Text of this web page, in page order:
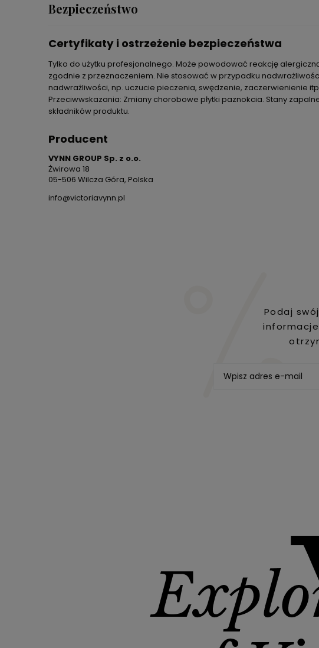
Bezpieczeństwo
Certyfikaty i ostrzeżenie bezpieczeństwa
Tylko do użytku profesjonalnego. Może powodować reakcję
zgodnie z przeznaczeniem. Nie stosować w przypadku
nadwrażliwości, np. uczucie pieczenia, swędzenie, zaczerwienienie
Przeciwwskazania: Zmiany chorobowe płytki paznokcia. Stany
składników produktu.
Producent
VYNN GROUP Sp. z o.o.
Żwirowa 18
05-506 Wilcza Góra, Polska
info@victoriavynn.pl
Podaj